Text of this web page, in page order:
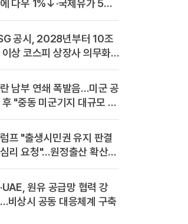
다우 1%↓·국제유가 5%
공시, 2028년부터 10조
이상 코스피 상장사 의무화…
보고서에 담는다
남부 연쇄 폭발음…미군 공
후 "중동 미군기지 대규모 보
경고
프 "출생시민권 유지 판결
리 요청"…원정출산 확산
원유 공급망 협력 강
비상시 공동 대응체계 구축